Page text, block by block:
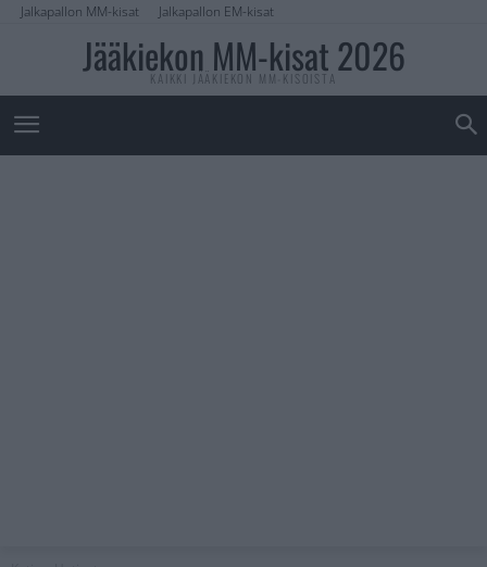
Jalkapallon MM-kisat Jalkapallon EM-kisat
Jääkiekon MM-kisat 2026
KAIKKI JÄÄKIEKON MM-KISOISTA